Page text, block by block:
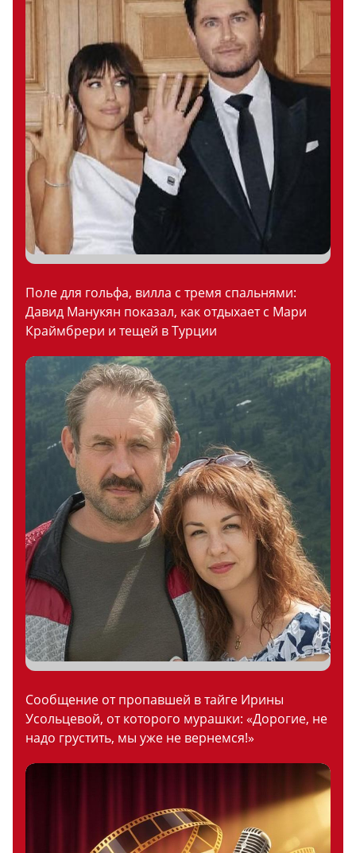
Поле для гольфа, вилла с тремя спальнями:
Давид Манукян показал, как отдыхает с Мари
Краймбрери и тещей в Турции
Сообщение от пропавшей в тайге Ирины
Усольцевой, от которого мурашки: «Дорогие, не
надо грустить, мы уже не вернемся!»